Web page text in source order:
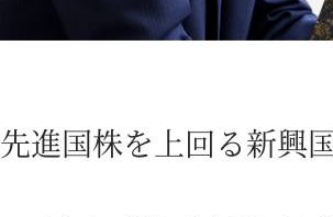
先進国株を上回る新興